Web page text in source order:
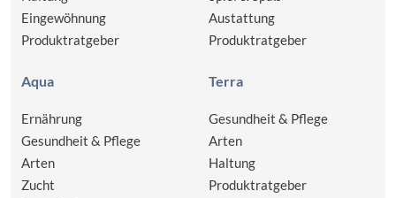
Eingewöhnung
Produktratgeber
Austattung
Produktratgeber
Aqua
Ernährung
Gesundheit & Pflege
Arten
Zucht
Terra
Gesundheit & Pflege
Arten
Haltung
Produktratgeber